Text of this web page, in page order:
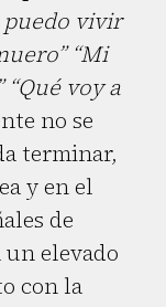
puedo vivir
“Mi
“Qué voy a
no se
terminar,
y en el
de
elevado
con la